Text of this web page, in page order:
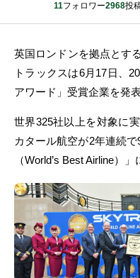
11フォロワー2968投
英国ロンドンを拠点とす
トラックスは6月17日、
アワード」受賞企業を発表
世界325社以上を対象に
カタール航空が2年連続
（World’s Best Airline）」